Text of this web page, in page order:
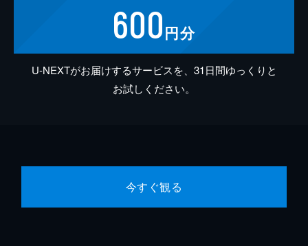
600円分
U-NEXTがお届けするサービスを、31日間ゆっくりと
お試しください。
今すぐ観る